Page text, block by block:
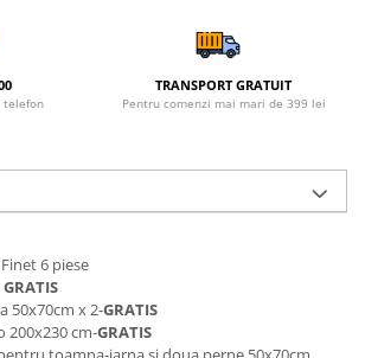
telefon
TRANSPORT GRATUIT
Pentru comenzi mai mari de 399 lei
6 piese
GRATIS
50x70cm x 2-GRATIS
200x230 cm-GRATIS